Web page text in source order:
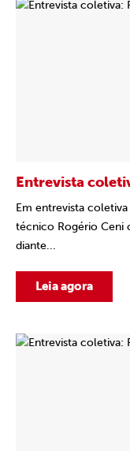
Entrevista
Em entrevista
técnico Rogério Ceni
diante...
Leia agora